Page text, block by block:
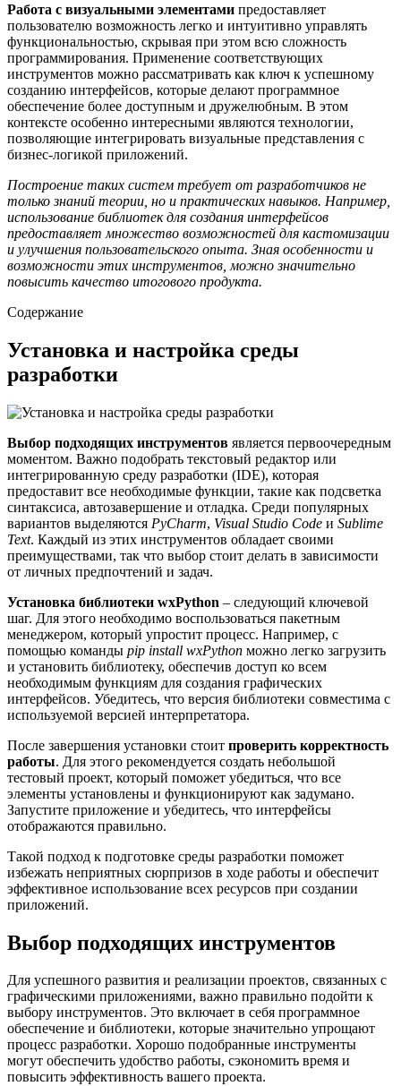
Работа с визуальными элементами предоставляет
пользователю возможность легко и интуитивно управлять
функциональностью, скрывая при этом всю сложность
программирования. Применение соответствующих
инструментов можно рассматривать как ключ к успешному
созданию интерфейсов, которые делают программное
обеспечение более доступным и дружелюбным. В этом
контексте особенно интересными являются технологии,
позволяющие интегрировать визуальные представления с
бизнес-логикой приложений.
Построение таких систем требует от разработчиков не
только знаний теории, но и практических навыков. Например,
использование библиотек для создания интерфейсов
предоставляет множество возможностей для кастомизации
и улучшения пользовательского опыта. Зная особенности и
возможности этих инструментов, можно значительно
повысить качество итогового продукта.
Содержание
Установка и настройка среды
разработки
Выбор подходящих инструментов является первоочередным
моментом. Важно подобрать текстовый редактор или
интегрированную среду разработки (IDE), которая
предоставит все необходимые функции, такие как подсветка
синтаксиса, автозавершение и отладка. Среди популярных
вариантов выделяются PyCharm, Visual Studio Code и Sublime
Text. Каждый из этих инструментов обладает своими
преимуществами, так что выбор стоит делать в зависимости
от личных предпочтений и задач.
Установка библиотеки wxPython – следующий ключевой
шаг. Для этого необходимо воспользоваться пакетным
менеджером, который упростит процесс. Например, с
помощью команды pip install wxPython можно легко загрузить
и установить библиотеку, обеспечив доступ ко всем
необходимым функциям для создания графических
интерфейсов. Убедитесь, что версия библиотеки совместима с
используемой версией интерпретатора.
После завершения установки стоит проверить корректность
работы. Для этого рекомендуется создать небольшой
тестовый проект, который поможет убедиться, что все
элементы установлены и функционируют как задумано.
Запустите приложение и убедитесь, что интерфейсы
отображаются правильно.
Такой подход к подготовке среды разработки поможет
избежать неприятных сюрпризов в ходе работы и обеспечит
эффективное использование всех ресурсов при создании
приложений.
Выбор подходящих инструментов
Для успешного развития и реализации проектов, связанных с
графическими приложениями, важно правильно подойти к
выбору инструментов. Это включает в себя программное
обеспечение и библиотеки, которые значительно упрощают
процесс разработки. Хорошо подобранные инструменты
могут обеспечить удобство работы, сэкономить время и
повысить эффективность вашего проекта.